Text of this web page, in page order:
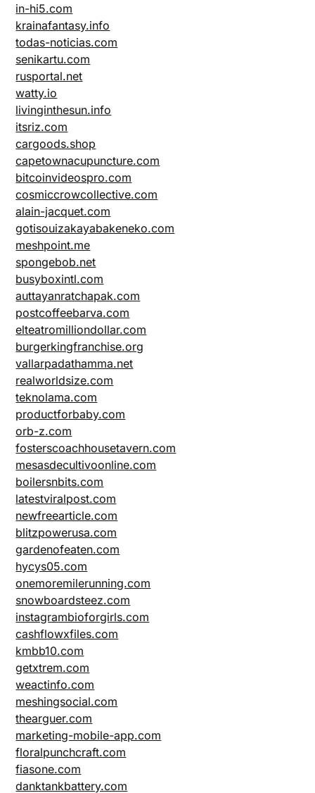
in-hi5.com
krainafantasy.info
todas-noticias.com
senikartu.com
rusportal.net
watty.io
livinginthesun.info
itsriz.com
cargoods.shop
capetownacupuncture.com
bitcoinvideospro.com
cosmiccrowcollective.com
alain-jacquet.com
gotisouizakayabakeneko.com
meshpoint.me
spongebob.net
busyboxintl.com
auttayanratchapak.com
postcoffeebarva.com
elteatromilliondollar.com
burgerkingfranchise.org
vallarpadathamma.net
realworldsize.com
teknolama.com
productforbaby.com
orb-z.com
fosterscoachhousetavern.com
mesasdecultivoonline.com
boilersnbits.com
latestviralpost.com
newfreearticle.com
blitzpowerusa.com
gardenofeaten.com
hycys05.com
onemoremilerunning.com
snowboardsteez.com
instagrambioforgirls.com
cashflowxfiles.com
kmbb10.com
getxtrem.com
weactinfo.com
meshingsocial.com
thearguer.com
marketing-mobile-app.com
floralpunchcraft.com
fiasone.com
danktankbattery.com